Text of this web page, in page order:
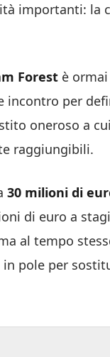
importanti: la
Forest è
incontro per
oneroso a
raggiungibili.
30 milioni di
di euro a
al tempo
pole per